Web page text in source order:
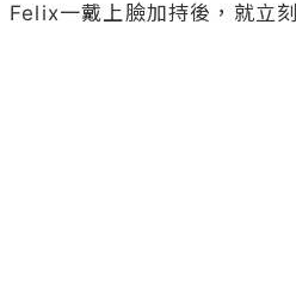
Felix一戴上臉加持後，就立